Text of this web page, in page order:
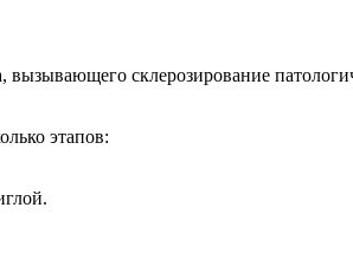
склерозирование
этапов: